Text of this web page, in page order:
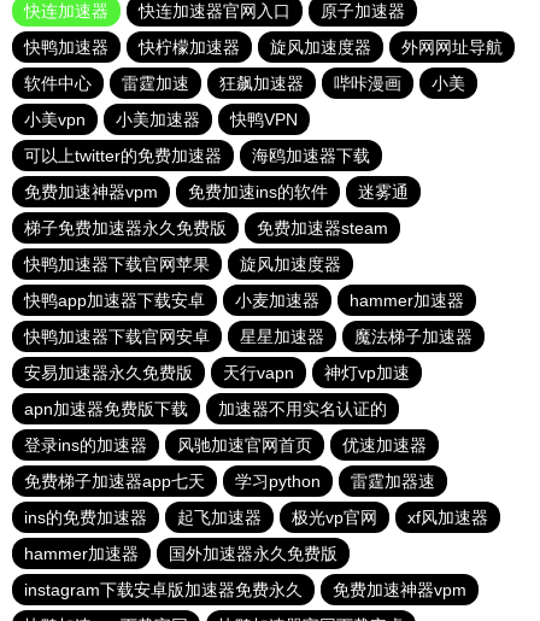
快连加速器
快连加速器官网入口
原子加速器
快鸭加速器
快柠檬加速器 旋风加速度器
外网网址导航
软件中心
雷霆加速 狂飙加速器 哔咔漫画
小美
小美vpn
小美加速器
快鸭VPN
可以上twitter的免费加速器
海鸥加速器下载
免费加速神器vpm
免费加速ins的软件
迷雾通
梯子免费加速器永久免费版
免费加速器steam
快鸭加速器下载官网苹果
旋风加速度器
快鸭app加速器下载安卓
小麦加速器
hammer加速器
快鸭加速器下载官网安卓
星星加速器
魔法梯子加速器
安易加速器永久免费版
天行vapn
神灯vp加速
apn加速器免费版下载
加速器不用实名认证的
登录ins的加速器
风驰加速官网首页
优速加速器
免费梯子加速器app七天
学习python
雷霆加器速
ins的免费加速器
起飞加速器 极光vp官网
xf风加速器
hammer加速器
国外加速器永久免费版
instagram下载安卓版加速器免费永久
免费加速神器vpm